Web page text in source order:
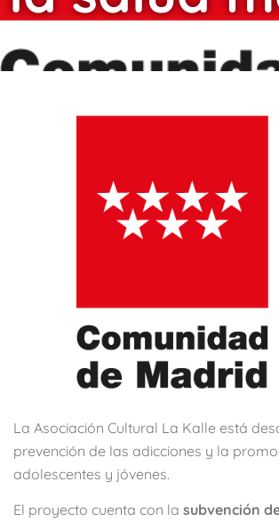
La Asociación Cultural La Kalle está
prevención de las adicciones y la
adolescentes y jóvenes.
El proyecto cuenta con la subvención